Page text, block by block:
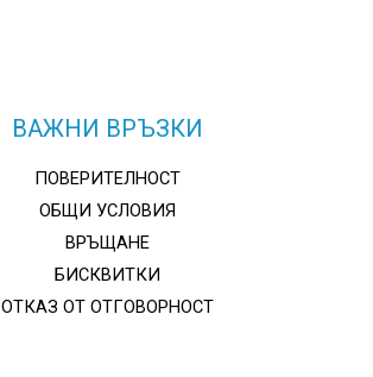
ВАЖНИ ВРЪЗКИ
ПОВЕРИТЕЛНОСТ
ОБЩИ УСЛОВИЯ
ВРЪЩАНЕ
БИСКВИТКИ
ОТКАЗ ОТ ОТГОВОРНОСТ